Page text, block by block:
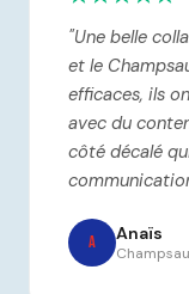
"Une belle
et le
efficaces, ils
avec du
côté décalé
A Anaïs